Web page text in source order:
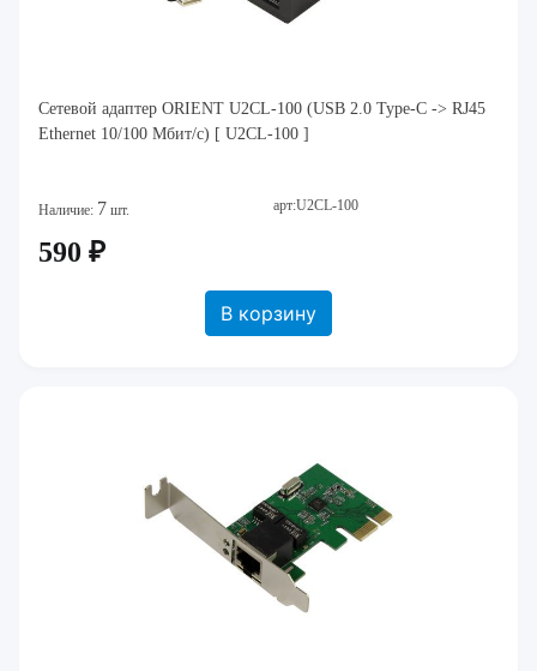
Сетевой адаптер ORIENT U2CL-100 (USB 2.0 Type-C -> RJ45
Ethernet 10/100 Мбит/с) [ U2CL-100 ]
Наличие: 7 шт. арт:U2CL-100
590 ₽
В корзину